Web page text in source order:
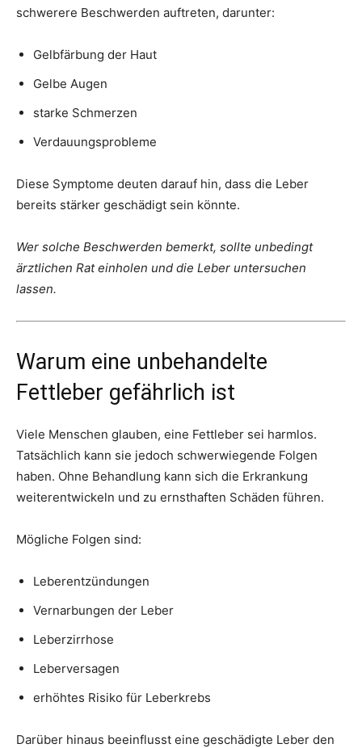
schwerere Beschwerden auftreten, darunter:
Gelbfärbung der Haut
Gelbe Augen
starke Schmerzen
Verdauungsprobleme
Diese Symptome deuten darauf hin, dass die Leber
bereits stärker geschädigt sein könnte.
Wer solche Beschwerden bemerkt, sollte unbedingt
ärztlichen Rat einholen und die Leber untersuchen
lassen.
Warum eine unbehandelte
Fettleber gefährlich ist
Viele Menschen glauben, eine Fettleber sei harmlos.
Tatsächlich kann sie jedoch schwerwiegende Folgen
haben. Ohne Behandlung kann sich die Erkrankung
weiterentwickeln und zu ernsthaften Schäden führen.
Mögliche Folgen sind:
Leberentzündungen
Vernarbungen der Leber
Leberzirrhose
Leberversagen
erhöhtes Risiko für Leberkrebs
Darüber hinaus beeinflusst eine geschädigte Leber den